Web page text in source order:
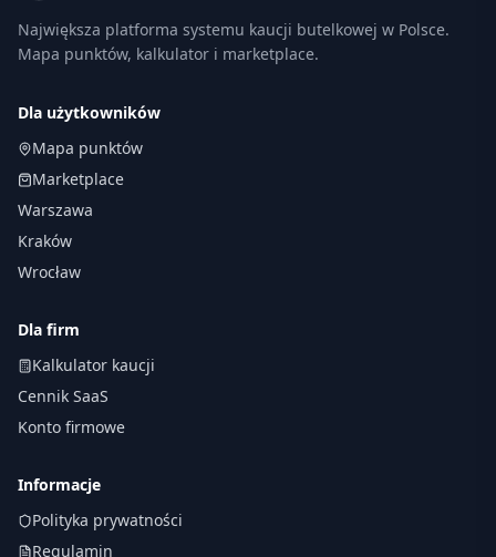
Największa platforma systemu kaucji butelkowej w Polsce.
Mapa punktów, kalkulator i marketplace.
Dla użytkowników
Mapa punktów
Marketplace
Warszawa
Kraków
Wrocław
Dla firm
Kalkulator kaucji
Cennik SaaS
Konto firmowe
Informacje
Polityka prywatności
Regulamin